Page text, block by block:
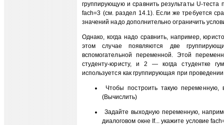
группирующую и сравнить результаты U-
fach=3 (см. раздел 14.1). Если же требуется
значений надо дополнительно ограничить
Однако, когда надо сравнить, например,
этом случае появляются две
вспомогательной переменной. Этой
студенту-юристу, и 2 — когда студентке
используется как группирующая при
Чтобы построить такую переменную,
(Вычислить)
Задайте выходную переменную,
диалоговом окне If... укажите условие